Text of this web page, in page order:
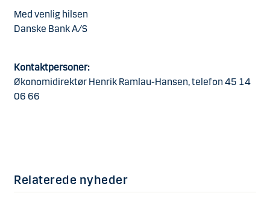
Med venlig hilsen
Danske Bank A/S
Kontaktpersoner:
Økonomidirektør Henrik Ramlau-Hansen, telefon 45 14
06 66
Relaterede nyheder